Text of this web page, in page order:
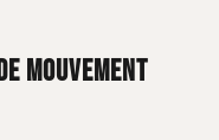
MOUVEMENT